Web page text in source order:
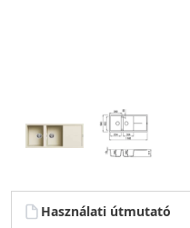
Használati útmutató